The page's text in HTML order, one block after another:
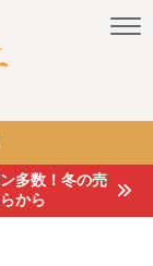
多数！冬の売
から